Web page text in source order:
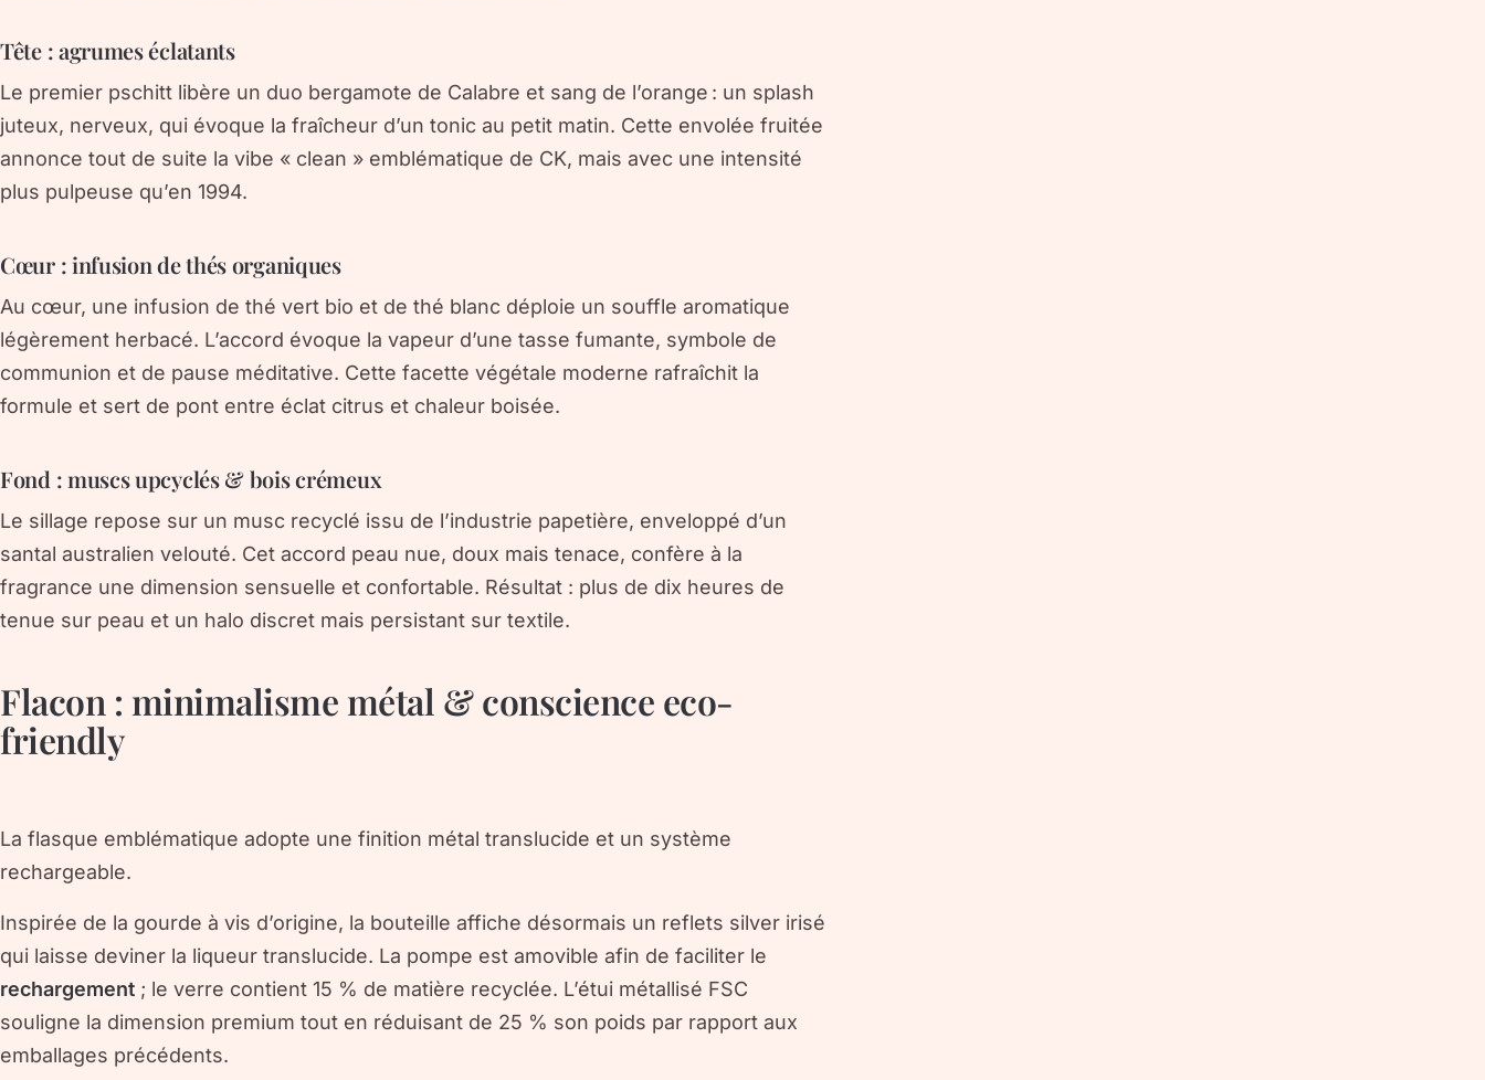
Tête : agrumes éclatants
Le premier pschitt libère un duo bergamote de Calabre et sang de l’orange : un splash
juteux, nerveux, qui évoque la fraîcheur d’un tonic au petit matin. Cette envolée fruitée
annonce tout de suite la vibe « clean » emblématique de CK, mais avec une intensité
plus pulpeuse qu’en 1994.
Cœur : infusion de thés organiques
Au cœur, une infusion de thé vert bio et de thé blanc déploie un souffle aromatique
légèrement herbacé. L’accord évoque la vapeur d’une tasse fumante, symbole de
communion et de pause méditative. Cette facette végétale moderne rafraîchit la
formule et sert de pont entre éclat citrus et chaleur boisée.
Fond : muscs upcyclés & bois crémeux
Le sillage repose sur un musc recyclé issu de l’industrie papetière, enveloppé d’un
santal australien velouté. Cet accord peau nue, doux mais tenace, confère à la
fragrance une dimension sensuelle et confortable. Résultat : plus de dix heures de
tenue sur peau et un halo discret mais persistant sur textile.
Flacon : minimalisme métal & conscience eco-
friendly
La flasque emblématique adopte une finition métal translucide et un système
rechargeable.
Inspirée de la gourde à vis d’origine, la bouteille affiche désormais un reflets silver irisé
qui laisse deviner la liqueur translucide. La pompe est amovible afin de faciliter le
rechargement ; le verre contient 15 % de matière recyclée. L’étui métallisé FSC
souligne la dimension premium tout en réduisant de 25 % son poids par rapport aux
emballages précédents.